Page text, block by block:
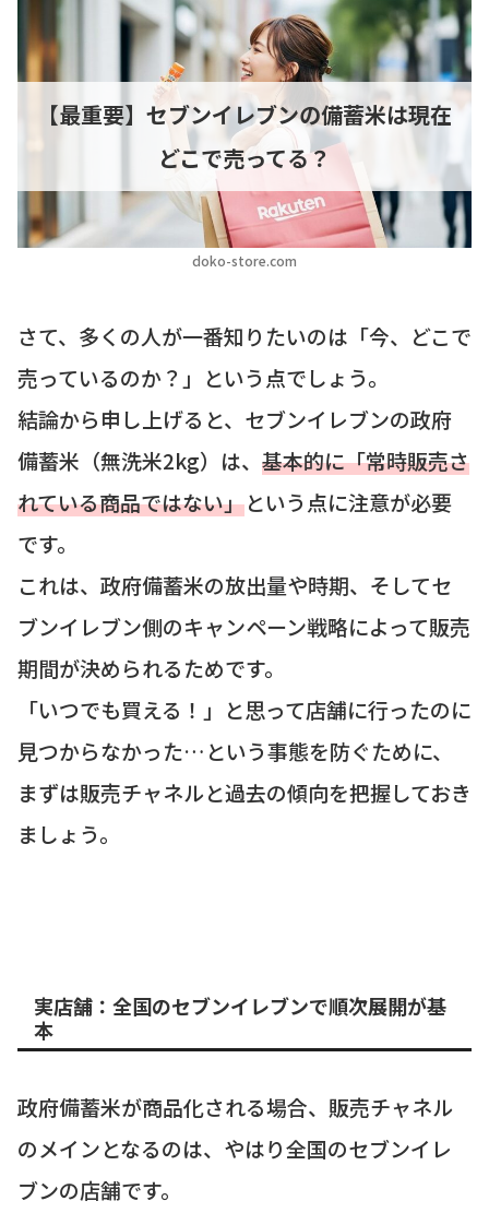
doko-store.com
【最重要】セブンイレブンの備蓄米は現在
どこで売ってる？
さて、多くの人が一番知りたいのは「今、どこで
売っているのか？」という点でしょう。
結論から申し上げると、セブンイレブンの政府
備蓄米（無洗米2kg）は、 基本的に「常時販売さ
れている商品ではない」という点に注意が必要
です。
これは、政府備蓄米の放出量や時期、そしてセ
ブンイレブン側のキャンペーン戦略によって販売
期間が決められるためです。
「いつでも買える！」と思って店舗に行ったのに
見つからなかった…という事態を防ぐために、
まずは販売チャネルと過去の傾向を把握しておき
ましょう。
実店舗：全国のセブンイレブンで順次展開が基
本
政府備蓄米が商品化される場合、販売チャネル
のメインとなるのは、やはり全国のセブンイレ
ブンの店舗です。